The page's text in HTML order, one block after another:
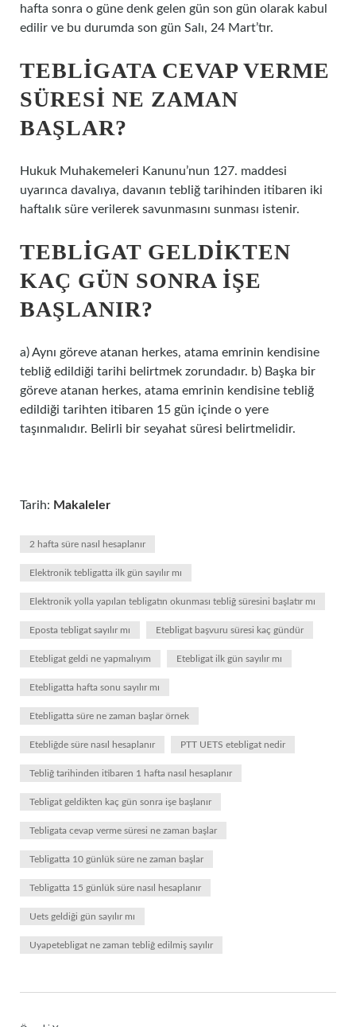
hafta sonra o güne denk gelen gün son gün olarak kabul
edilir ve bu durumda son gün Salı, 24 Mart’tır.
TEBLIGATA CEVAP VERME
SÜRESI NE ZAMAN
BAŞLAR?
Hukuk Muhakemeleri Kanunu’nun 127. maddesi
uyarınca davalıya, davanın tebliğ tarihinden itibaren iki
haftalık süre verilerek savunmasını sunması istenir.
TEBLIGAT GELDIKTEN
KAÇ GÜN SONRA IŞE
BAŞLANIR?
a) Aynı göreve atanan herkes, atama emrinin kendisine
tebliğ edildiği tarihi belirtmek zorundadır. b) Başka bir
göreve atanan herkes, atama emrinin kendisine tebliğ
edildiği tarihten itibaren 15 gün içinde o yere
taşınmalıdır. Belirli bir seyahat süresi belirtmelidir.
Tarih: Makaleler
2 hafta süre nasıl hesaplanır
Elektronik tebligatta ilk gün sayılır mı
Elektronik yolla yapılan tebligatın okunması tebliğ süresini başlatır mı
Eposta tebligat sayılır mı Etebligat başvuru süresi kaç gündür
Etebligat geldi ne yapmalıyım Etebligat ilk gün sayılır mı
Etebligatta hafta sonu sayılır mı
Etebligatta süre ne zaman başlar örnek
Etebliğde süre nasıl hesaplanır PTT UETS etebligat nedir
Tebliğ tarihinden itibaren 1 hafta nasıl hesaplanır
Tebligat geldikten kaç gün sonra işe başlanır
Tebligata cevap verme süresi ne zaman başlar
Tebligatta 10 günlük süre ne zaman başlar
Tebligatta 15 günlük süre nasıl hesaplanır
Uets geldiği gün sayılır mı
Uyapetebligat ne zaman tebliğ edilmiş sayılır